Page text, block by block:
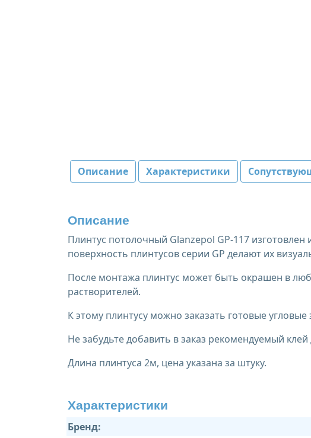
Описание Характеристики
Описание
Плинтус потолочный Glanzepol GP-117
поверхность плинтусов серии GP делают их
После монтажа плинтус может быть окрашен в
растворителей.
К этому плинтусу можно заказать готовые
Не забудьте добавить в заказ рекомендуемый
Длина плинтуса 2м, цена указана за штуку.
Характеристики
Бренд: